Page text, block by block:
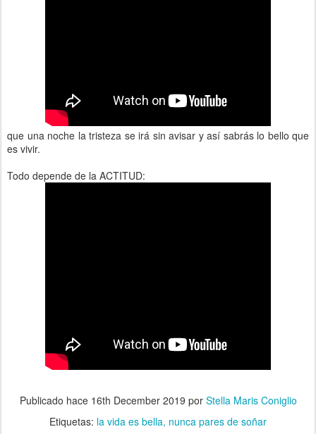
que una noche la tristeza se irá sin avisar y así sabrás lo bello que
es vivir.
Todo depende de la ACTITUD:
Publicado hace 16th December 2019 por Stella Maris Coniglio
Etiquetas: la vida es bella nunca pares de soñar